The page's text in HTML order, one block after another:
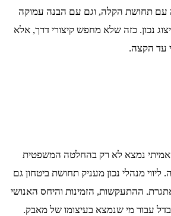
עם תחושת הקלה, וגם עם הבנה עמוקה
נכון. כזה שלא מחפש קיצורי דרך, אלא
עד הקצה.
נמצא לא רק בהחלטה המשפטית
מנהלי נכון מעניק תחושת ביטחון גם
ההתעקשות, הזמינות והיחס האנושי
עבור מי שנמצא בעיצומו של מאבק.